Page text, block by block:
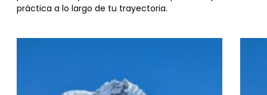
práctica a lo largo de tu trayectoria.